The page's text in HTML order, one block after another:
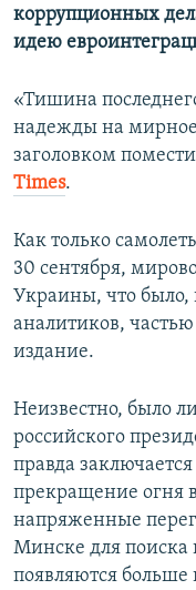
коррупционных
идею
«Тишина
надежды на мирное
заголовком
Times.
Как только
30 сентября,
Украины, что
аналитиков,
издание.
Неизвестно, было
российского
правда
прекращение огня
напряженные
Минске для поиска
появляются больше